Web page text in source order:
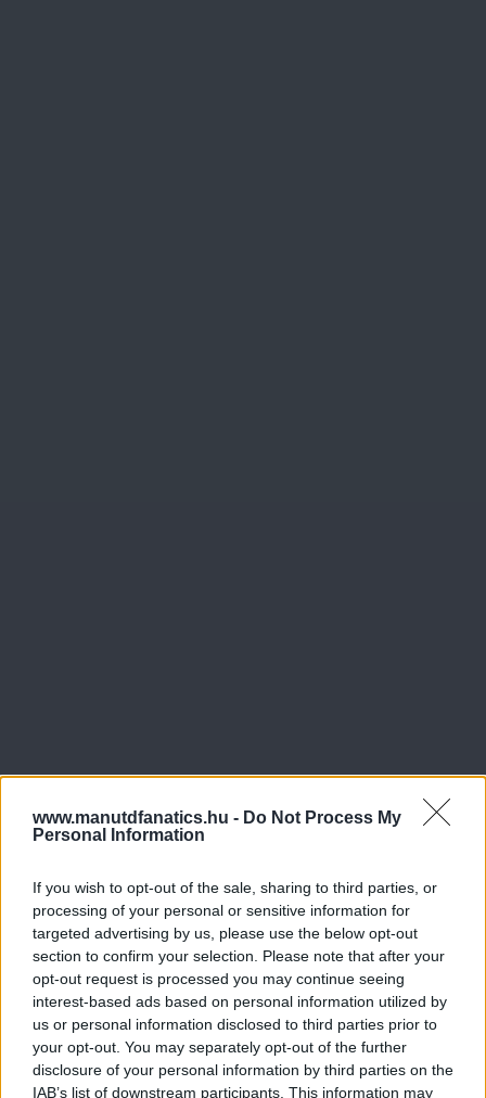
www.manutdfanatics.hu - Do Not Process My
Personal Information
If you wish to opt-out of the sale, sharing to third parties, or
processing of your personal or sensitive information for
targeted advertising by us, please use the below opt-out
section to confirm your selection. Please note that after your
opt-out request is processed you may continue seeing
interest-based ads based on personal information utilized by
us or personal information disclosed to third parties prior to
your opt-out. You may separately opt-out of the further
disclosure of your personal information by third parties on the
IAB’s list of downstream participants. This information may